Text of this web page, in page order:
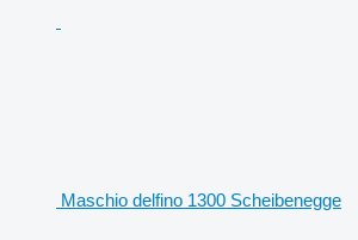
Maschio delfino 1300 Scheibenegge